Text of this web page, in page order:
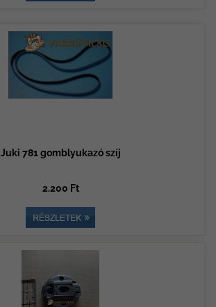
Juki 781 gomblyukazó szíj
2.200 Ft